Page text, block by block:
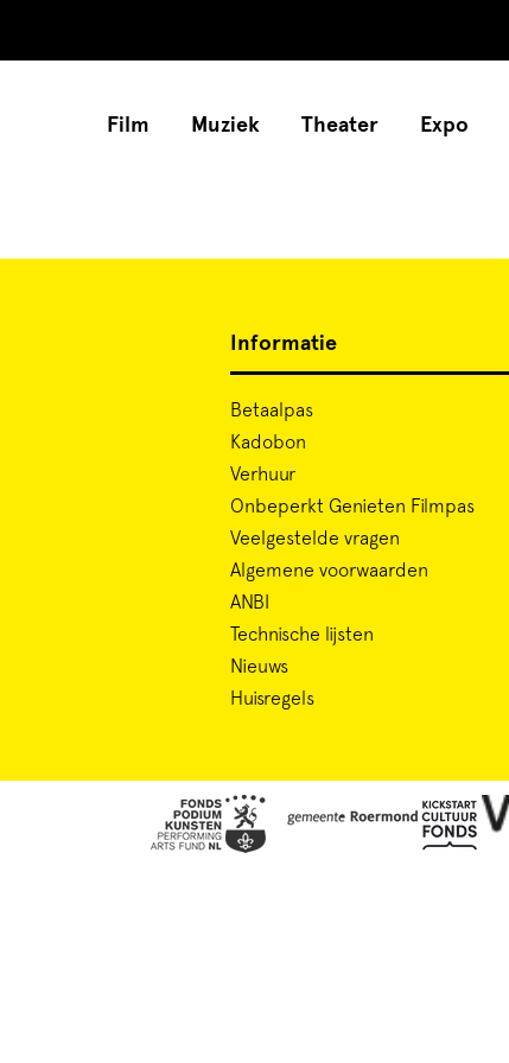
Film Muziek Theater Expo
Informatie
Betaalpas
Kadobon
Verhuur
Onbeperkt Genieten Filmpas
Veelgestelde vragen
Algemene voorwaarden
ANBI
Technische lijsten
Nieuws
Huisregels